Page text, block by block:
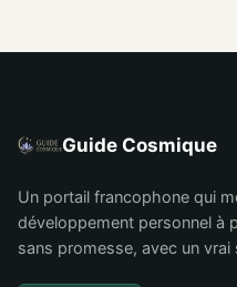
actuelle ?
Guide Cosmique
Un portail francophone qui
développement personnel à
sans promesse, avec un vrai